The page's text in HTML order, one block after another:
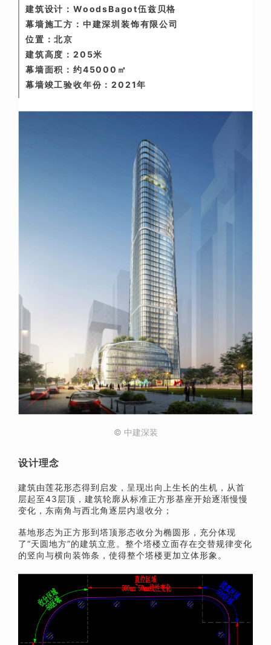
建筑设计：WoodsBagot伍兹贝格
幕墙施工方：中建深圳装饰有限公司
位置：北京
建筑高度：205米
幕墙面积：约45000㎡
幕墙竣工验收年份：2021年
© 中建深装
设计理念
建筑由莲花形态得到启发，呈现出向上生长的生机，从首
层起至43层顶，建筑轮廓从标准正方形基座开始逐渐慢慢
变化，东南角与西北角逐层内退收分；
基地形态为正方形到塔顶形态收分为椭圆形，充分体现
了“天圆地方”的建筑立意。整个塔楼立面存在交替规律变化
的竖向与横向装饰条，使得整个塔楼更加立体形象。